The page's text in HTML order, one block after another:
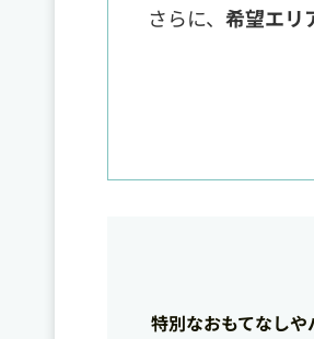
さらに、 希望エリ
特別なおもてなし